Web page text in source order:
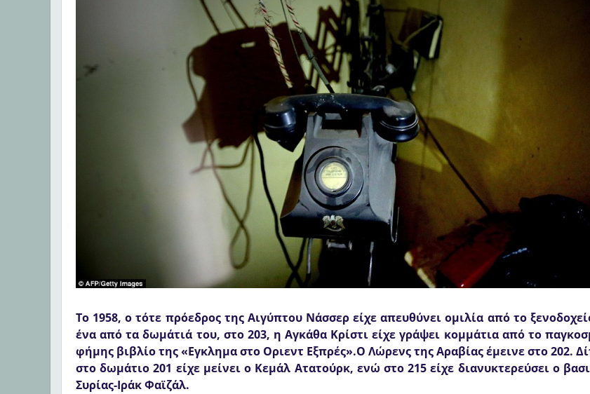
To 1958, ο τότε πρόεδρος της Αιγύπτου Νάσσερ είχε απευθύνει ομιλία από το
ένα από τα δωμάτιά του, στο 203, η Αγκάθα Κρίστι είχε γράψει κομμάτια από το
φήμης βιβλίο της «Εγκλημα στο Οριεντ Εξπρές».Ο Λώρενς της Αραβίας έμεινε στο 202.
στο δωμάτιο 201 είχε μείνει ο Κεμάλ Ατατούρκ, ενώ στο 215 είχε διανυκτερεύσει ο
Συρίας-Ιράκ Φαϊζάλ.